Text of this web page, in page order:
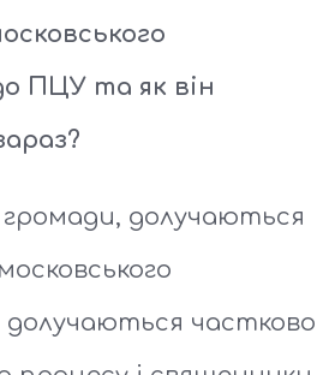
ПЦУ та як він
долучаються
долучаються частково